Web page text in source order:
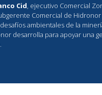
Cid, ejecutivo Comercial
Comercial de Hidronor
ambientales de la
desarrolla para apoyar una